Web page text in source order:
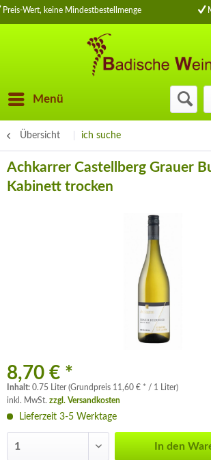
Preis-Wert, keine Mindestbestellmenge
Menü
Übersicht ich suche
Achkarrer Castellberg Grauer
Kabinett trocken
8,70 € *
Inhalt: 0.75 Liter (Grundpreis 11,60 € * / 1 Liter)
inkl. MwSt. zzgl. Versandkosten
Lieferzeit 3-5 Werktage
In den